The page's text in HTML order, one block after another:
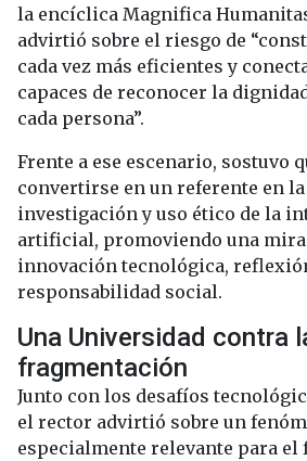
la encíclica Magnifica
advirtió sobre el riesgo de
cada vez más eficientes y
capaces de reconocer la
cada persona”.
Frente a ese escenario, sostuvo
convertirse en un referente en
investigación y uso ético de la
artificial, promoviendo una
innovación tecnológica,
responsabilidad social.
Una Universidad contra
fragmentación
Junto con los desafíos
el rector advirtió sobre un
especialmente relevante para el